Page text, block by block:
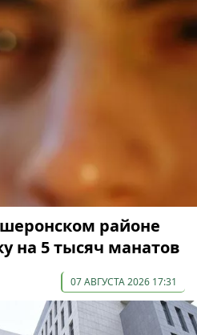
районе
на 5 тысяч манатов
07 АВГУСТА 2026 17:31